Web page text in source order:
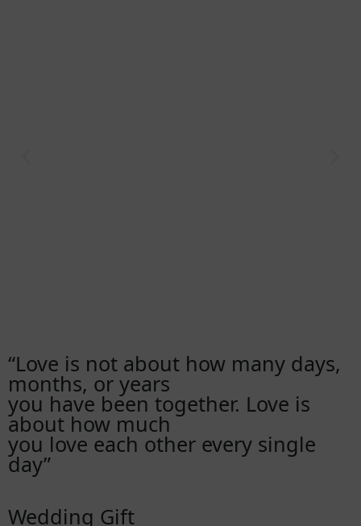
“Love is not about how many days,
months, or years
you have been together. Love is
about how much
you love each other every single
day”
Wedding Gift